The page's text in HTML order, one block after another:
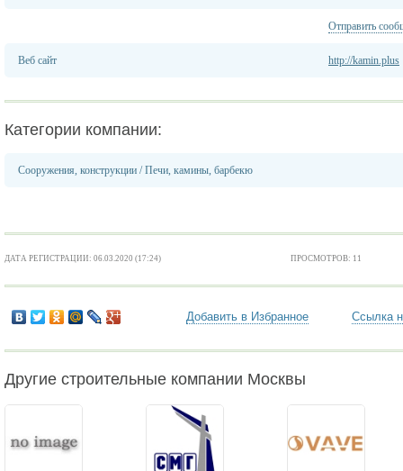
Отправить
Веб сайт http://kamin.plus
Категории компании:
Сооружения, конструкции /Печи, камины, барбекю
ДАТА РЕГИСТРАЦИИ: 06.03.2020 (17:24) ПРОСМОТРОВ: 11
Добавить в Избранное Ссылка
Другие строительные компании Москвы